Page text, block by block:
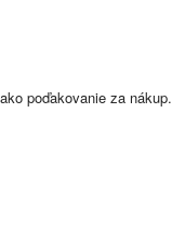
poďakovanie za nákup.